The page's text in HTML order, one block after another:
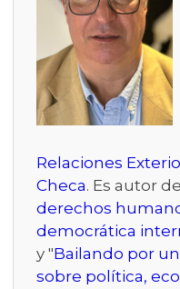
Relaciones
Checa. Es autor
derechos
democrática
y "Bailando por
sobre política,